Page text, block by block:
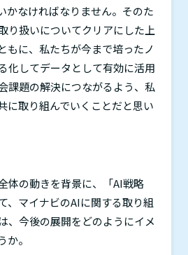
かなければなりません。そのた
り扱いについてクリアにした上
もに、私たちが今まで培ったノ
化してデータとして有効に活用
課題の解決につながるよう、私
に取り組んでいくことだと思い
体の動きを背景に、「AI戦略
、マイナビのAIに関する取り組
、今後の展開をどのようにイメ
。